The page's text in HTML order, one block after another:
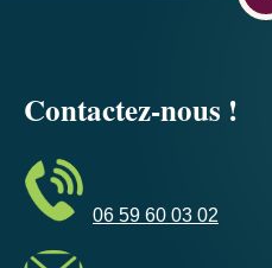
Contactez-nous !
06 59 60 03 02